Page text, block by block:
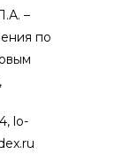
–
по
lo-